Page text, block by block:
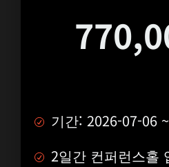
기간: 2026-07-06
2일간 컨퍼런스홀